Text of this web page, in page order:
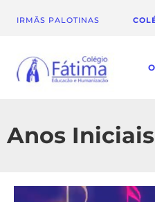
IRMÃS PALOTINAS
Anos